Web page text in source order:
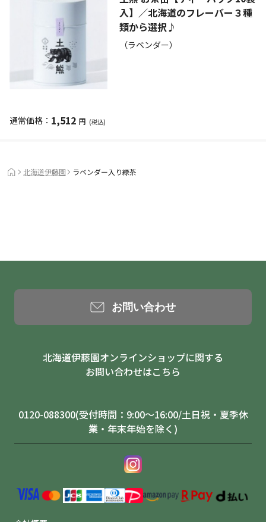
入】／北海道のフレーバー３種
類から選択♪
（ラベンダー）
1,512 円 (税込)
北海道伊藤園 ラベンダー入り緑茶
お問い合わせ
北海道伊藤園オンラインショップに関する
お問い合わせはこちら
0120-088300(受付時間：9:00～16:00/土日祝・夏季休
業・年末年始を除く)